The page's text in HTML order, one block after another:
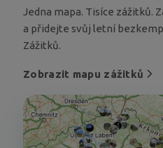
Jedna mapa. Tisíce zážitků.
a přidejte svůj letní
Zážitků.
Zobrazit mapu zážitků